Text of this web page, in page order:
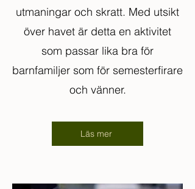
utmaningar och skratt. Med utsikt
över havet är detta en aktivitet
som passar lika bra för
barnfamiljer som för semesterfirare
och vänner.
Läs mer